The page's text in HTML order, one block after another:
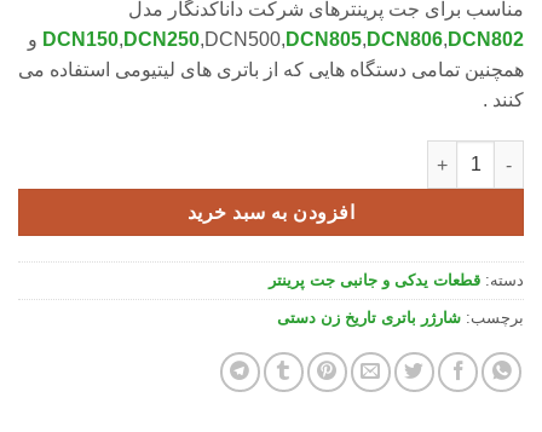
مناسب برای جت پرینترهای شرکت داناکدنگار مدل
DCN150 ,DCN250,DCN500,DCN805 ,DCN806 ,DCN802
و
همچنین تمامی دستگاه هایی که از باتری های لیتیومی استفاده می
کنند .
شارژر باطری جت پرینتر دستی عدد
افزودن به سبد خرید
دسته: قطعات یدکی و جانبی جت پرینتر
برچسب: شارژر باتری تاریخ زن دستی